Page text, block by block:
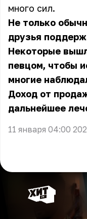
много сил.
Не только
друзья
Некоторые
певцом, чтобы
многие
Доход от
дальнейшее
11 января 04:00